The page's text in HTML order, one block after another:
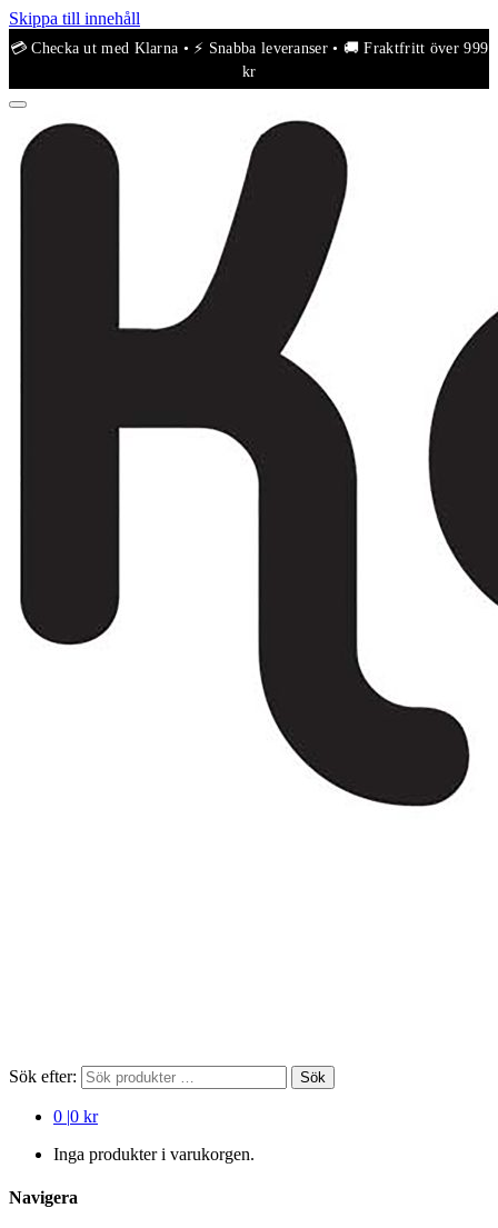
Skippa till innehåll
Sök efter: Sök
0 |0 kr
Inga produkter i varukorgen.
Navigera